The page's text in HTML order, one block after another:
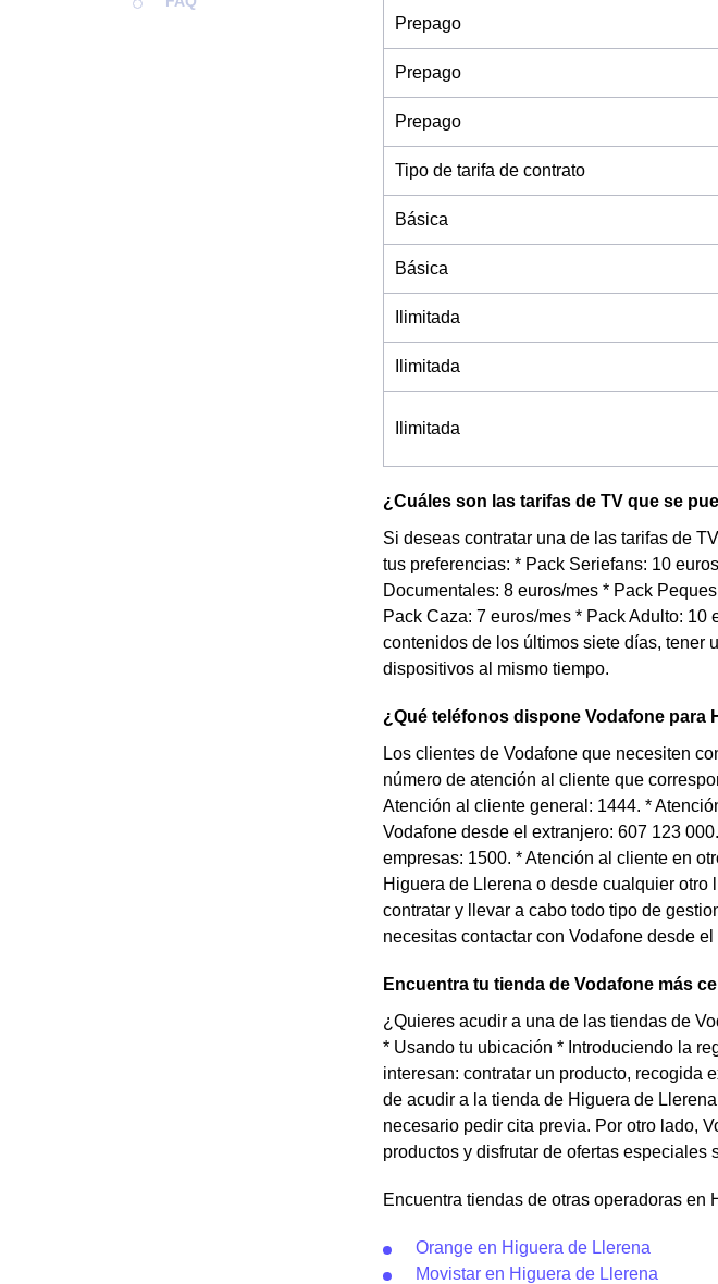
Prepago
Prepago
Prepago
Tipo de tarifa de contrato
Básica
Básica
Ilimitada
Ilimitada
Ilimitada
¿Cuáles son las tarifas de TV que se
Si deseas contratar una de las tarifas de
tus preferencias: * Pack Seriefans: 10
Documentales: 8 euros/mes * Pack
Pack Caza: 7 euros/mes * Pack Adulto:
contenidos de los últimos siete días, tener
dispositivos al mismo tiempo.
¿Qué teléfonos dispone Vodafone para
Los clientes de Vodafone que necesiten
número de atención al cliente que
Atención al cliente general: 1444. *
Vodafone desde el extranjero: 607 123
empresas: 1500. * Atención al cliente en
Higuera de Llerena o desde cualquier otro
contratar y llevar a cabo todo tipo de
necesitas contactar con Vodafone desde
Encuentra tu tienda de Vodafone más
¿Quieres acudir a una de las tiendas de
* Usando tu ubicación * Introduciendo la
interesan: contratar un producto, recogida
de acudir a la tienda de Higuera de
necesario pedir cita previa. Por otro lado,
productos y disfrutar de ofertas especiales
Encuentra tiendas de otras operadoras en
Orange en Higuera de Llerena
Movistar en Higuera de Llerena